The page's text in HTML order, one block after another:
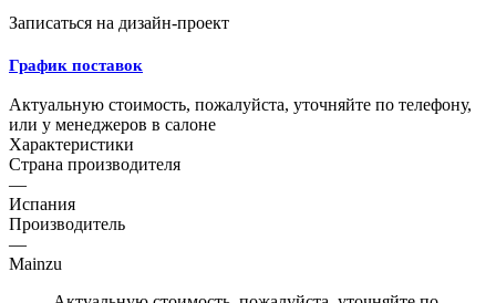
Записаться на дизайн-проект
График поставок
Актуальную стоимость, пожалуйста, уточняйте по телефону,
или у менеджеров в салоне
Характеристики
Страна производителя
—
Испания
Производитель
—
Mainzu